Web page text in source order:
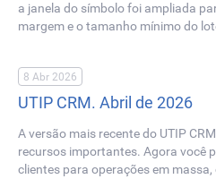
a janela do símbolo foi ampliada
margem e o tamanho mínimo do
8 Abr 2026
UTIP CRM. Abril de 2026
A versão mais recente do UTIP
recursos importantes. Agora você
clientes para operações em